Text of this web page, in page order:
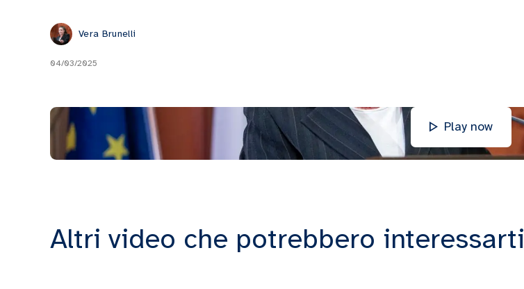
Vera Brunelli
04/03/2025
Play now
Altri video che potrebbero interessarti